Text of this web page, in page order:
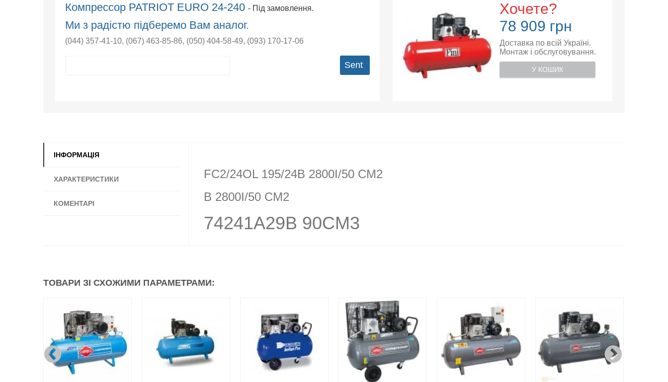
Компрессор PATRIOT EURO 24-240- Під замовлення.
Ми з радістю підберемо Вам аналог.
(044) 357-41-10, (067) 463-85-86, (050) 404-58-49, (093) 170-17-06
Sent
Хочете?
78 909 грн
Доставка по всій Україні.
Монтаж і обслуговування.
У КОШИК
ІНФОРМАЦІЯ
ХАРАКТЕРИСТИКИ
КОМЕНТАРІ
FC2/24OL 195/24B 2800I/50 CM2
B 2800I/50 CM2
74241A29B 90CM3
ТОВАРИ ЗІ СХОЖИМИ ПАРАМЕТРАМИ: